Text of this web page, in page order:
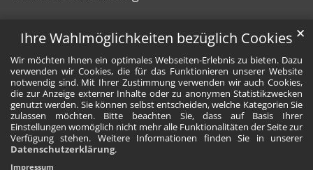
Ihre Wahlmöglichkeiten bezüglich Cookies
Wir möchten Ihnen ein optimales Webseiten-Erlebnis zu bieten. Dazu
verwenden wir Cookies, die für das Funktionieren unserer Website
notwendig sind. Mit Ihrer Zustimmung verwenden wir auch Cookies,
die zur Anzeige externer Inhalte oder zu anonymen Statistikzwecken
genutzt werden. Sie können selbst entscheiden, welche Kategorien Sie
zulassen möchten. Bitte beachten Sie, dass auf Basis Ihrer
Einstellungen womöglich nicht mehr alle Funktionalitäten der Seite zur
Verfügung stehen. Weitere Informationen finden Sie in unserer
Datenschutzerklärung.
✕
Impressum